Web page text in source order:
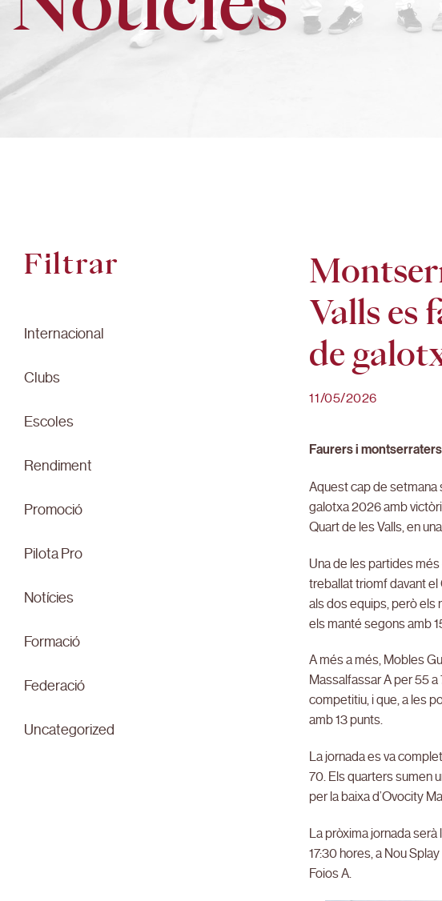
Filtrar
Internacional
Clubs
Escoles
Rendiment
Promoció
Pilota Pro
Notícies
Formació
Federació
Uncategorized
Valls es
de
11/05/2026
Faurers i
Aquest cap de setmana
galotxa 2026 amb
Quart de les Valls, en
Una de les partides
treballat triomf davant el
als dos equips, però els
els manté segons amb
A més a més, Mobles
Massalfassar A per 55
competitiu, i que, a les
amb 13 punts.
La jornada es va
70. Els quarters sumen
per la baixa d’Ovocity
La pròxima jornada serà
17:30 hores, a Nou
Foios A.